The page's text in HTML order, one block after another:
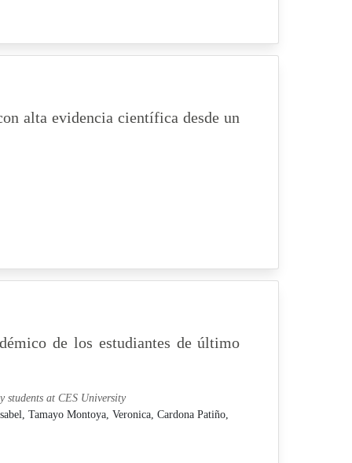
alta evidencia científica desde un
de los estudiantes de último
students at CES University
Tamayo Montoya, Veronica, Cardona Patiño,